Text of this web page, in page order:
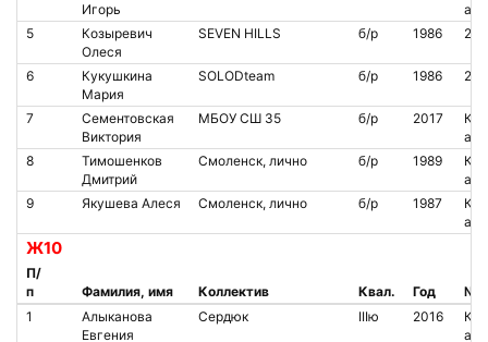
Игорь
5
Козыревич
Олеся
SEVEN HILLS б/р 1986
6
Кукушкина
Мария
SOLODteam б/р 1986
7
Сементовская
Виктория
МБОУ СШ 35 б/р 2017
8
Тимошенков
Дмитрий
Смоленск, лично б/р 1989
9
Якушева Алеся Смоленск, лично б/р 1987
Ж10
П/
п
Фамилия, имя Коллектив Квал. Год
№
1
Алыканова
Евгения
Сердюк IIIю 2016